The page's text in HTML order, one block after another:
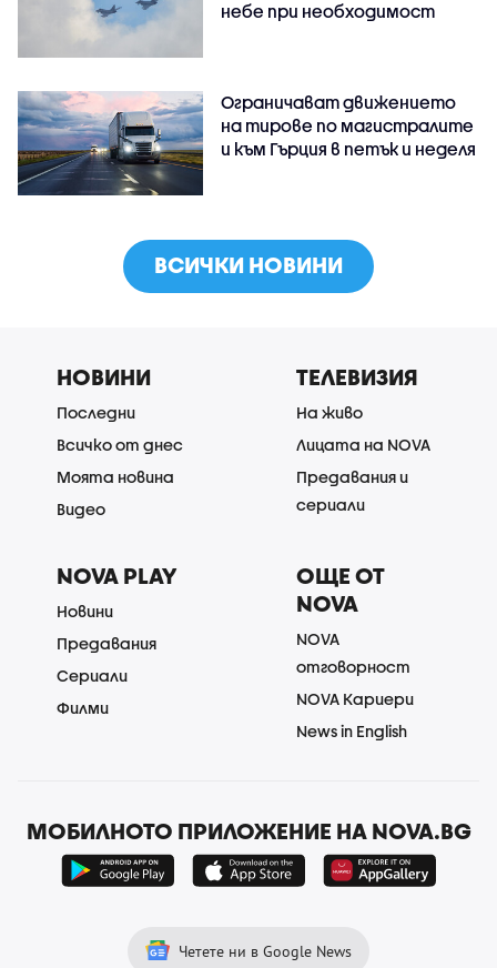
небе при необходимост
Ограничават движението
на тирове по магистралите
и към Гърция в петък и неделя
ВСИЧКИ НОВИНИ
НОВИНИ
Последни
Всичко от днес
Моята новина
Видео
ТЕЛЕВИЗИЯ
На живо
Лицата на NOVA
Предавания и
сериали
NOVA PLAY
Новини
Предавания
Сериали
Филми
ОЩЕ ОТ
NOVA
NOVA
отговорност
NOVA Кариери
News in English
МОБИЛНОТО ПРИЛОЖЕНИЕ НА NOVA.BG
Четете ни в Google News